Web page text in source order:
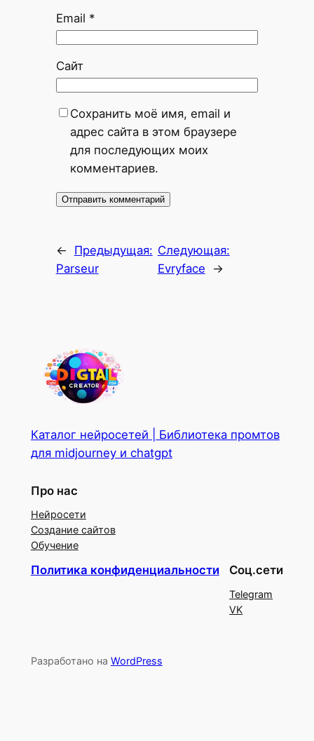
Email *
Сайт
Сохранить моё имя, email и
адрес сайта в этом браузере
для последующих моих
комментариев.
←
Предыдущая:
Parseur
Следующая:
Evryface
→
Каталог нейросетей | Библиотека промтов
для midjourney и chatgpt
Про нас
Нейросети
Создание сайтов
Обучение
Политика конфиденциальности Соц.сети
Telegram
VK
Разработано на WordPress